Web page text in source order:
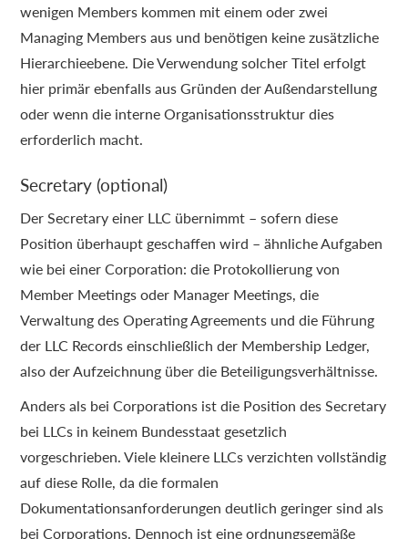
wenigen Members kommen mit einem oder zwei
Managing Members aus und benötigen keine zusätzliche
Hierarchieebene. Die Verwendung solcher Titel erfolgt
hier primär ebenfalls aus Gründen der Außendarstellung
oder wenn die interne Organisationsstruktur dies
erforderlich macht.
Secretary (optional)
Der Secretary einer LLC übernimmt – sofern diese
Position überhaupt geschaffen wird – ähnliche Aufgaben
wie bei einer Corporation: die Protokollierung von
Member Meetings oder Manager Meetings, die
Verwaltung des Operating Agreements und die Führung
der LLC Records einschließlich der Membership Ledger,
also der Aufzeichnung über die Beteiligungsverhältnisse.
Anders als bei Corporations ist die Position des Secretary
bei LLCs in keinem Bundesstaat gesetzlich
vorgeschrieben. Viele kleinere LLCs verzichten vollständig
auf diese Rolle, da die formalen
Dokumentationsanforderungen deutlich geringer sind als
bei Corporations. Dennoch ist eine ordnungsgemäße